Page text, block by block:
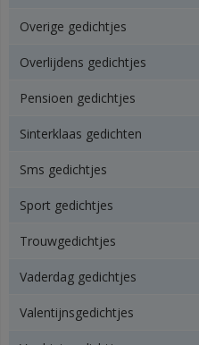
Overige gedichtjes
Overlijdens gedichtjes
Pensioen gedichtjes
Sinterklaas gedichten
Sms gedichtjes
Sport gedichtjes
Trouwgedichtjes
Vaderdag gedichtjes
Valentijnsgedichtjes